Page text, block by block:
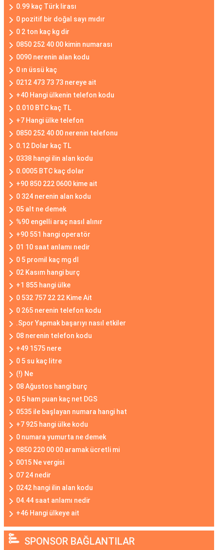
0.99 kaç Türk lirası
0 pozitif bir doğal sayı mıdır
0 2 ton kaç kg dir
0850 252 40 00 kimin numarası
0090 nerenin alan kodu
0 ın üssü kaç
0212 473 73 73 nereye ait
+40 Hangi ülkenin telefon kodu
0.010 BTC kaç TL
+7 Hangi ülke telefon
0850 252 40 00 nerenin telefonu
0.12 Dolar kaç TL
0338 hangi ilin alan kodu
0.0005 BTC kaç dolar
+90 850 222 0600 kime ait
0 324 nerenin alan kodu
05 alt ne demek
%90 engelli araç nasıl alınır
+90 551 hangi operatör
01 10 saat anlamı nedir
0 5 promil kaç mg dl
02 Kasım hangi burç
+1 855 hangi ülke
0 532 757 22 22 Kime Ait
0 265 nerenin telefon kodu
.Spor Yapmak başarıyı nasıl etkiler
08 nerenin telefon kodu
+49 1575 nere
0 5 su kaç litre
(!) Ne
08 Ağustos hangi burç
0 5 ham puan kaç net DGS
0535 ile başlayan numara hangi hat
+7 925 hangi ülke kodu
0 numara yumurta ne demek
0850 220 00 00 aramak ücretli mi
0015 Ne vergisi
07 24 nedir
0242 hangi ilin alan kodu
04.44 saat anlamı nedir
+46 Hangi ülkeye ait
SPONSOR BAĞLANTILAR